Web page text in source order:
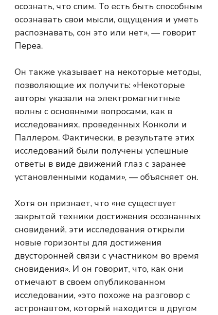
осознать, что спим. То есть быть способным
осознавать свои мысли, ощущения и уметь
распознавать, сон это или нет», — говорит
Переа.
Он также указывает на некоторые методы,
позволяющие их получить: «Некоторые
авторы указали на электромагнитные
волны с основными вопросами, как в
исследованиях, проведенных Конколи и
Паллером. Фактически, в результате этих
исследований были получены успешные
ответы в виде движений глаз с заранее
установленными кодами», — объясняет он.
Хотя он признает, что «не существует
закрытой техники достижения осознанных
сновидений, эти исследования открыли
новые горизонты для достижения
двусторонней связи с участником во время
сновидения». И он говорит, что, как они
отмечают в своем опубликованном
исследовании, «это похоже на разговор с
астронавтом, который находится в другом